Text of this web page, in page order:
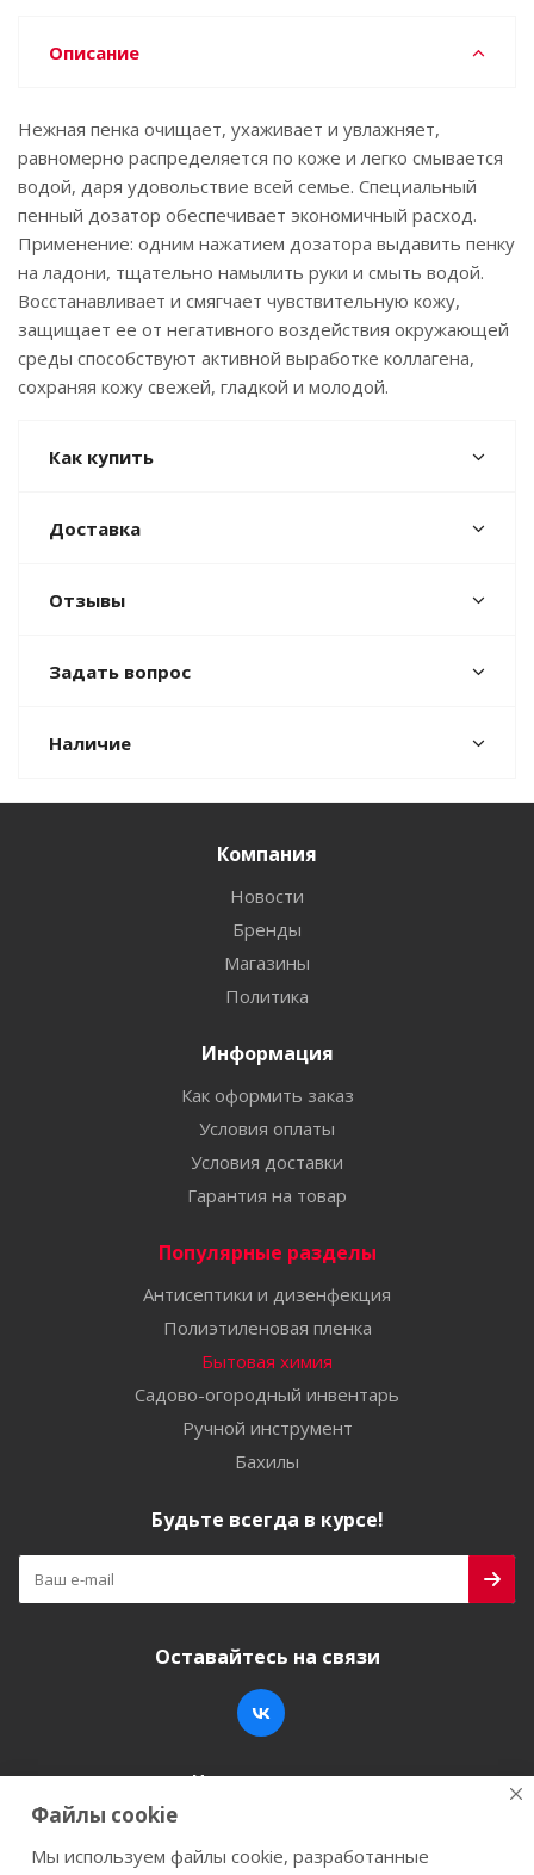
Описание
Нежная пенка очищает, ухаживает и увлажняет,
равномерно распределяется по коже и легко смывается
водой, даря удовольствие всей семье. Специальный
пенный дозатор обеспечивает экономичный расход.
Применение: одним нажатием дозатора выдавить пенку
на ладони, тщательно намылить руки и смыть водой.
Восстанавливает и смягчает чувствительную кожу,
защищает ее от негативного воздействия окружающей
среды способствуют активной выработке коллагена,
сохраняя кожу свежей, гладкой и молодой.
Как купить
Доставка
Отзывы
Задать вопрос
Наличие
Компания
Новости
Бренды
Магазины
Политика
Информация
Как оформить заказ
Условия оплаты
Условия доставки
Гарантия на товар
Популярные разделы
Антисептики и дизенфекция
Полиэтиленовая пленка
Бытовая химия
Садово-огородный инвентарь
Ручной инструмент
Бахилы
Будьте всегда в курсе!
Оставайтесь на связи
Наши контакты
+7 (846) 200-05-15
Файлы cookie
Мы используем файлы cookie, разработанные